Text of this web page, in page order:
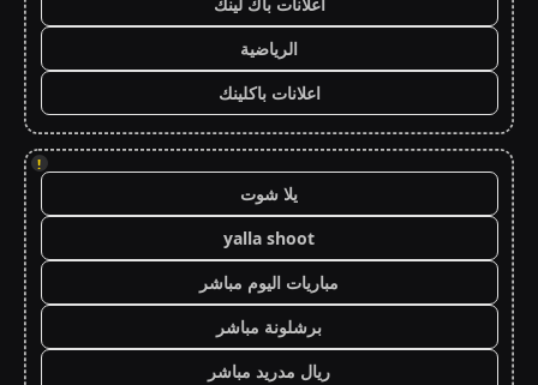
اعلانات باك لينك
الرياضية
اعلانات باكلينك
!
يلا شوت
yalla shoot
مباريات اليوم مباشر
برشلونة مباشر
ريال مدريد مباشر